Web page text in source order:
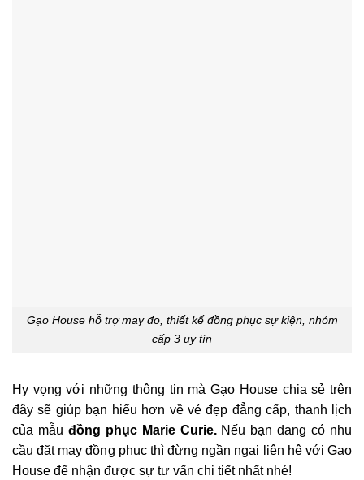
Gạo House hỗ trợ may đo, thiết kế đồng phục sự kiện, nhóm
cấp 3 uy tín
Hy vọng với những thông tin mà Gạo House chia sẻ trên
đây sẽ giúp bạn hiểu hơn về vẻ đẹp đẳng cấp, thanh lịch
của mẫu đồng phục Marie Curie. Nếu bạn đang có nhu
cầu đặt may đồng phục thì đừng ngần ngại liên hệ với Gạo
House để nhận được sự tư vấn chi tiết nhất nhé!